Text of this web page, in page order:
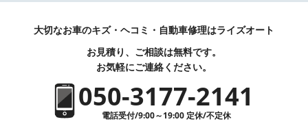
大切なお車のキズ・ヘコミ・自動車修理はライズオート
お見積り、ご相談は無料です。
お気軽にご連絡ください。
050-3177-2141
電話受付/9:00～19:00 定休/不定休